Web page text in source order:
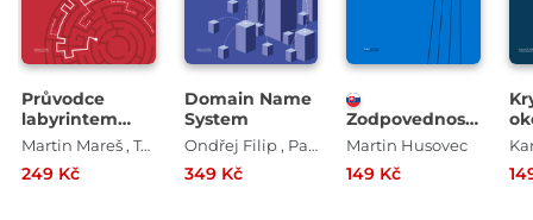
Průvodce
labyrintem
algoritmů –
druhé vydání
Martin Mareš , Tomáš Valla
249 Kč
Domain Name
System
Ondřej Filip , Pavel Satrapa
349 Kč
Zodpovednosť
na internete
Martin Husovec
149 Kč